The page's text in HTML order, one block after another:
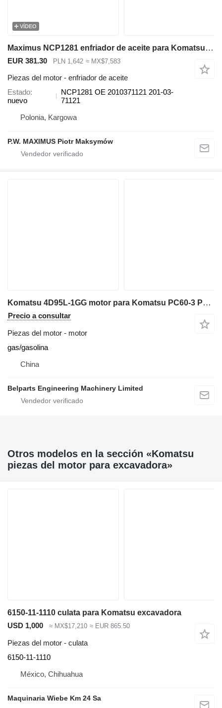
VÍDEO
Maximus NCP1281 enfriador de aceite para Komatsu BR100 CL60 PC60 excavadora
EUR 381.30 PLN 1,642 ≈ MX$7,583
Piezas del motor - enfriador de aceite
Estado
nuevo
NCP1281 OE 2010371121 201-03-
71121
Polonia, Kargowa
P.W. MAXIMUS Piotr Maksymów
Komatsu 4D95L-1GG motor para Komatsu PC60‑3 PC60‑5 PC60‑6 PC75UU‑1 PC100‑5 PC120‑5 PC130‑5 excavadora
Precio a consultar
Piezas del motor - motor
gas/gasolina
China
Belparts Engineering Machinery Limited
Otros modelos en la sección «Komatsu
piezas del motor para excavadora»
6150-11-1110 culata para Komatsu excavadora
USD 1,000
≈ MX$17,210 ≈ EUR 865.50
Piezas del motor - culata
6150-11-1110
México, Chihuahua
Maquinaria Wiebe Km 24 Sa